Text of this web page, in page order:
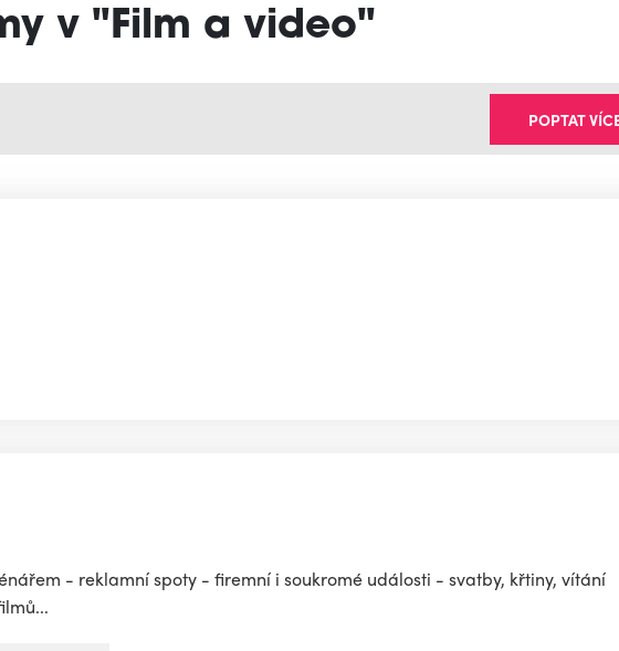
v "Film a video"
POPTAT
- reklamní spoty - firemní i soukromé události - svatby, křtiny, vítání